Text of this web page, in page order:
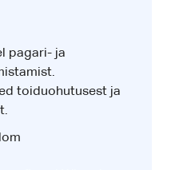
pagari- ja
toiduohutusest ja